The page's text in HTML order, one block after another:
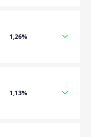
1,26%
1,13%